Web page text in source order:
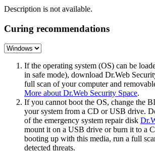
Description is not available.
Curing recommendations
If the operating system (OS) can be
in safe mode), download Dr.Web
full scan of your computer and
More about Dr.Web Security Space.
If you cannot boot the OS, change the
your system from a CD or USB drive.
of the emergency system repair disk
mount it on a USB drive or burn it to a
booting up with this media, run a full
detected threats.